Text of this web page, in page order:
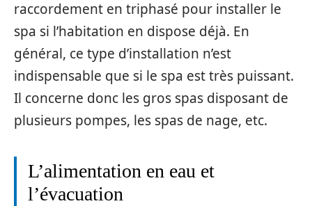
raccordement en triphasé pour installer le
spa si l’habitation en dispose déjà. En
général, ce type d’installation n’est
indispensable que si le spa est très puissant.
Il concerne donc les gros spas disposant de
plusieurs pompes, les spas de nage, etc.
L’alimentation en eau et
l’évacuation